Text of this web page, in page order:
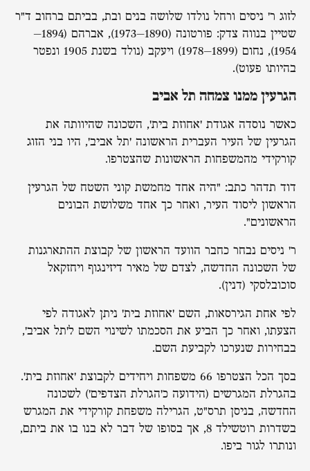
לזוג ר' ניסים ורחל נולדו שלושה בנים ובת, בביתם ברחוב ד"ר
שטיין בנווה צדק: פורטונה (1890–1973), אברהם (1894–
1954), נחום (1899–1978) ויעקב (נולד בשנת 1905 ונפטר
בהיותו פעוט).
הגרעין ממנו צמחה תל אביב
כאשר נוסדה אגודת 'אחוזת בית', השכונה שהיוותה את
הגרעין של העיר העברית הראשונה 'תל אביב', היו בני הזוג
קורקידי מהמשפחות הראשונות שהצטרפו.
דוד תדהר כתב: "היה אחד מחמשת קוני השטח של הגרעין
הראשון ליסוד העיר, ואחר כך אחד משלושת הבונים
הראשונים".
ר' ניסים נבחר כחבר הוועד הראשון של קבוצת ההתארגנות
של השכונה החדשה, לצדם של מאיר דיזינגוף ויחזקאל
סוכובלסקי (דנין).
לפי אחת הגירסאות, השם 'אחוזת בית' ניתן לאגודה לפי
הצעתו, ואחר כך הביע את הסכמתו לשינוי השם ל'תל אביב',
בבחירות שנערכו לקביעת השם.
בסך הכל הצטרפו 66 משפחות ויחידים לקבוצת 'אחוזת בית'.
בהגרלת המגרשים (הידועה כ'הגרלת הצדפים') לשכונה
החדשה, בניסן תרס"ט, הגרילה משפחת קורקידי את המגרש
בשדרות רוטשילד 8, אך בסופו של דבר לא בנו בו את ביתם,
ונותרו לגור ביפו.